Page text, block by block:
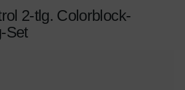
2-tlg. Colorblock-
Set